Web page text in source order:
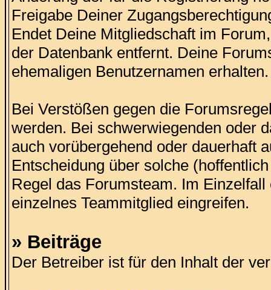
Freigabe Deiner
Endet Deine Mitgliedschaft im
der Datenbank entfernt. Deine
ehemaligen Benutzernamen erhalten.
Bei Verstößen gegen die
werden. Bei schwerwiegenden oder
auch vorübergehend oder dauerhaft
Entscheidung über solche
Regel das Forumsteam. Im
einzelnes Teammitglied eingreifen.
» Beiträge
Der Betreiber ist für den Inhalt der